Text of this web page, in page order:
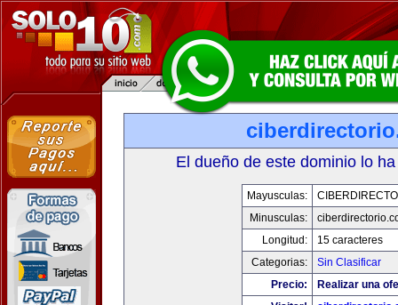
El dueño de este dominio lo
Mayusculas:
Minusculas:
Longitud:
15 caracteres
Categorias:
Sin Clasificar
Precio:
Realizar una